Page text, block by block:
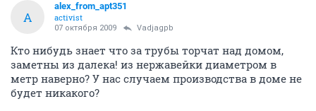
A
alex_from_apt351
activist
07 октября 2009 Vadjagpb
Кто нибудь знает что за трубы торчат над домом,
заметны из далека! из нержавейки диаметром в
метр наверно? У нас случаем производства в доме не
будет никакого?